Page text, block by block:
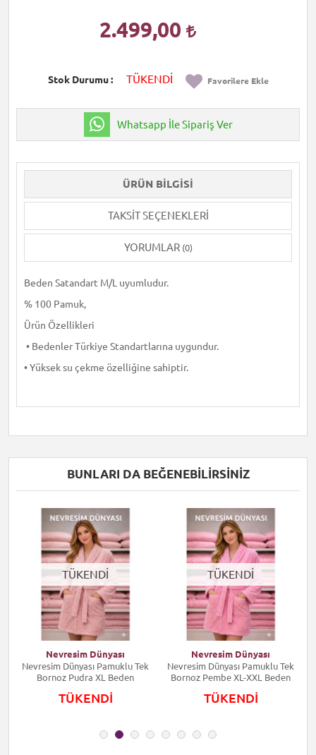
2.499,00
Stok Durumu TÜKENDİ Favorilere Ekle
Whatsapp İle Sipariş Ver
ÜRÜN BILGISI
TAKSIT SEÇENEKLERI
YORUMLAR (0)
Beden Satandart M/L uyumludur.
% 100 Pamuk,
Ürün Özellikleri
• Bedenler Türkiye Standartlarına uygundur.
• Yüksek su çekme özelliğine sahiptir.
BUNLARI DA BEĞENEBILIRSINIZ
TÜKENDİ
Nevresim Dünyası
Nevresim Dünyası Pamuklu Tek
Bornoz Pudra XL Beden
TÜKENDİ
TÜKENDİ
Nevresim Dünyası
Nevresim Dünyası Pamuklu Tek
Bornoz Pembe XL-XXL Beden
TÜKENDİ